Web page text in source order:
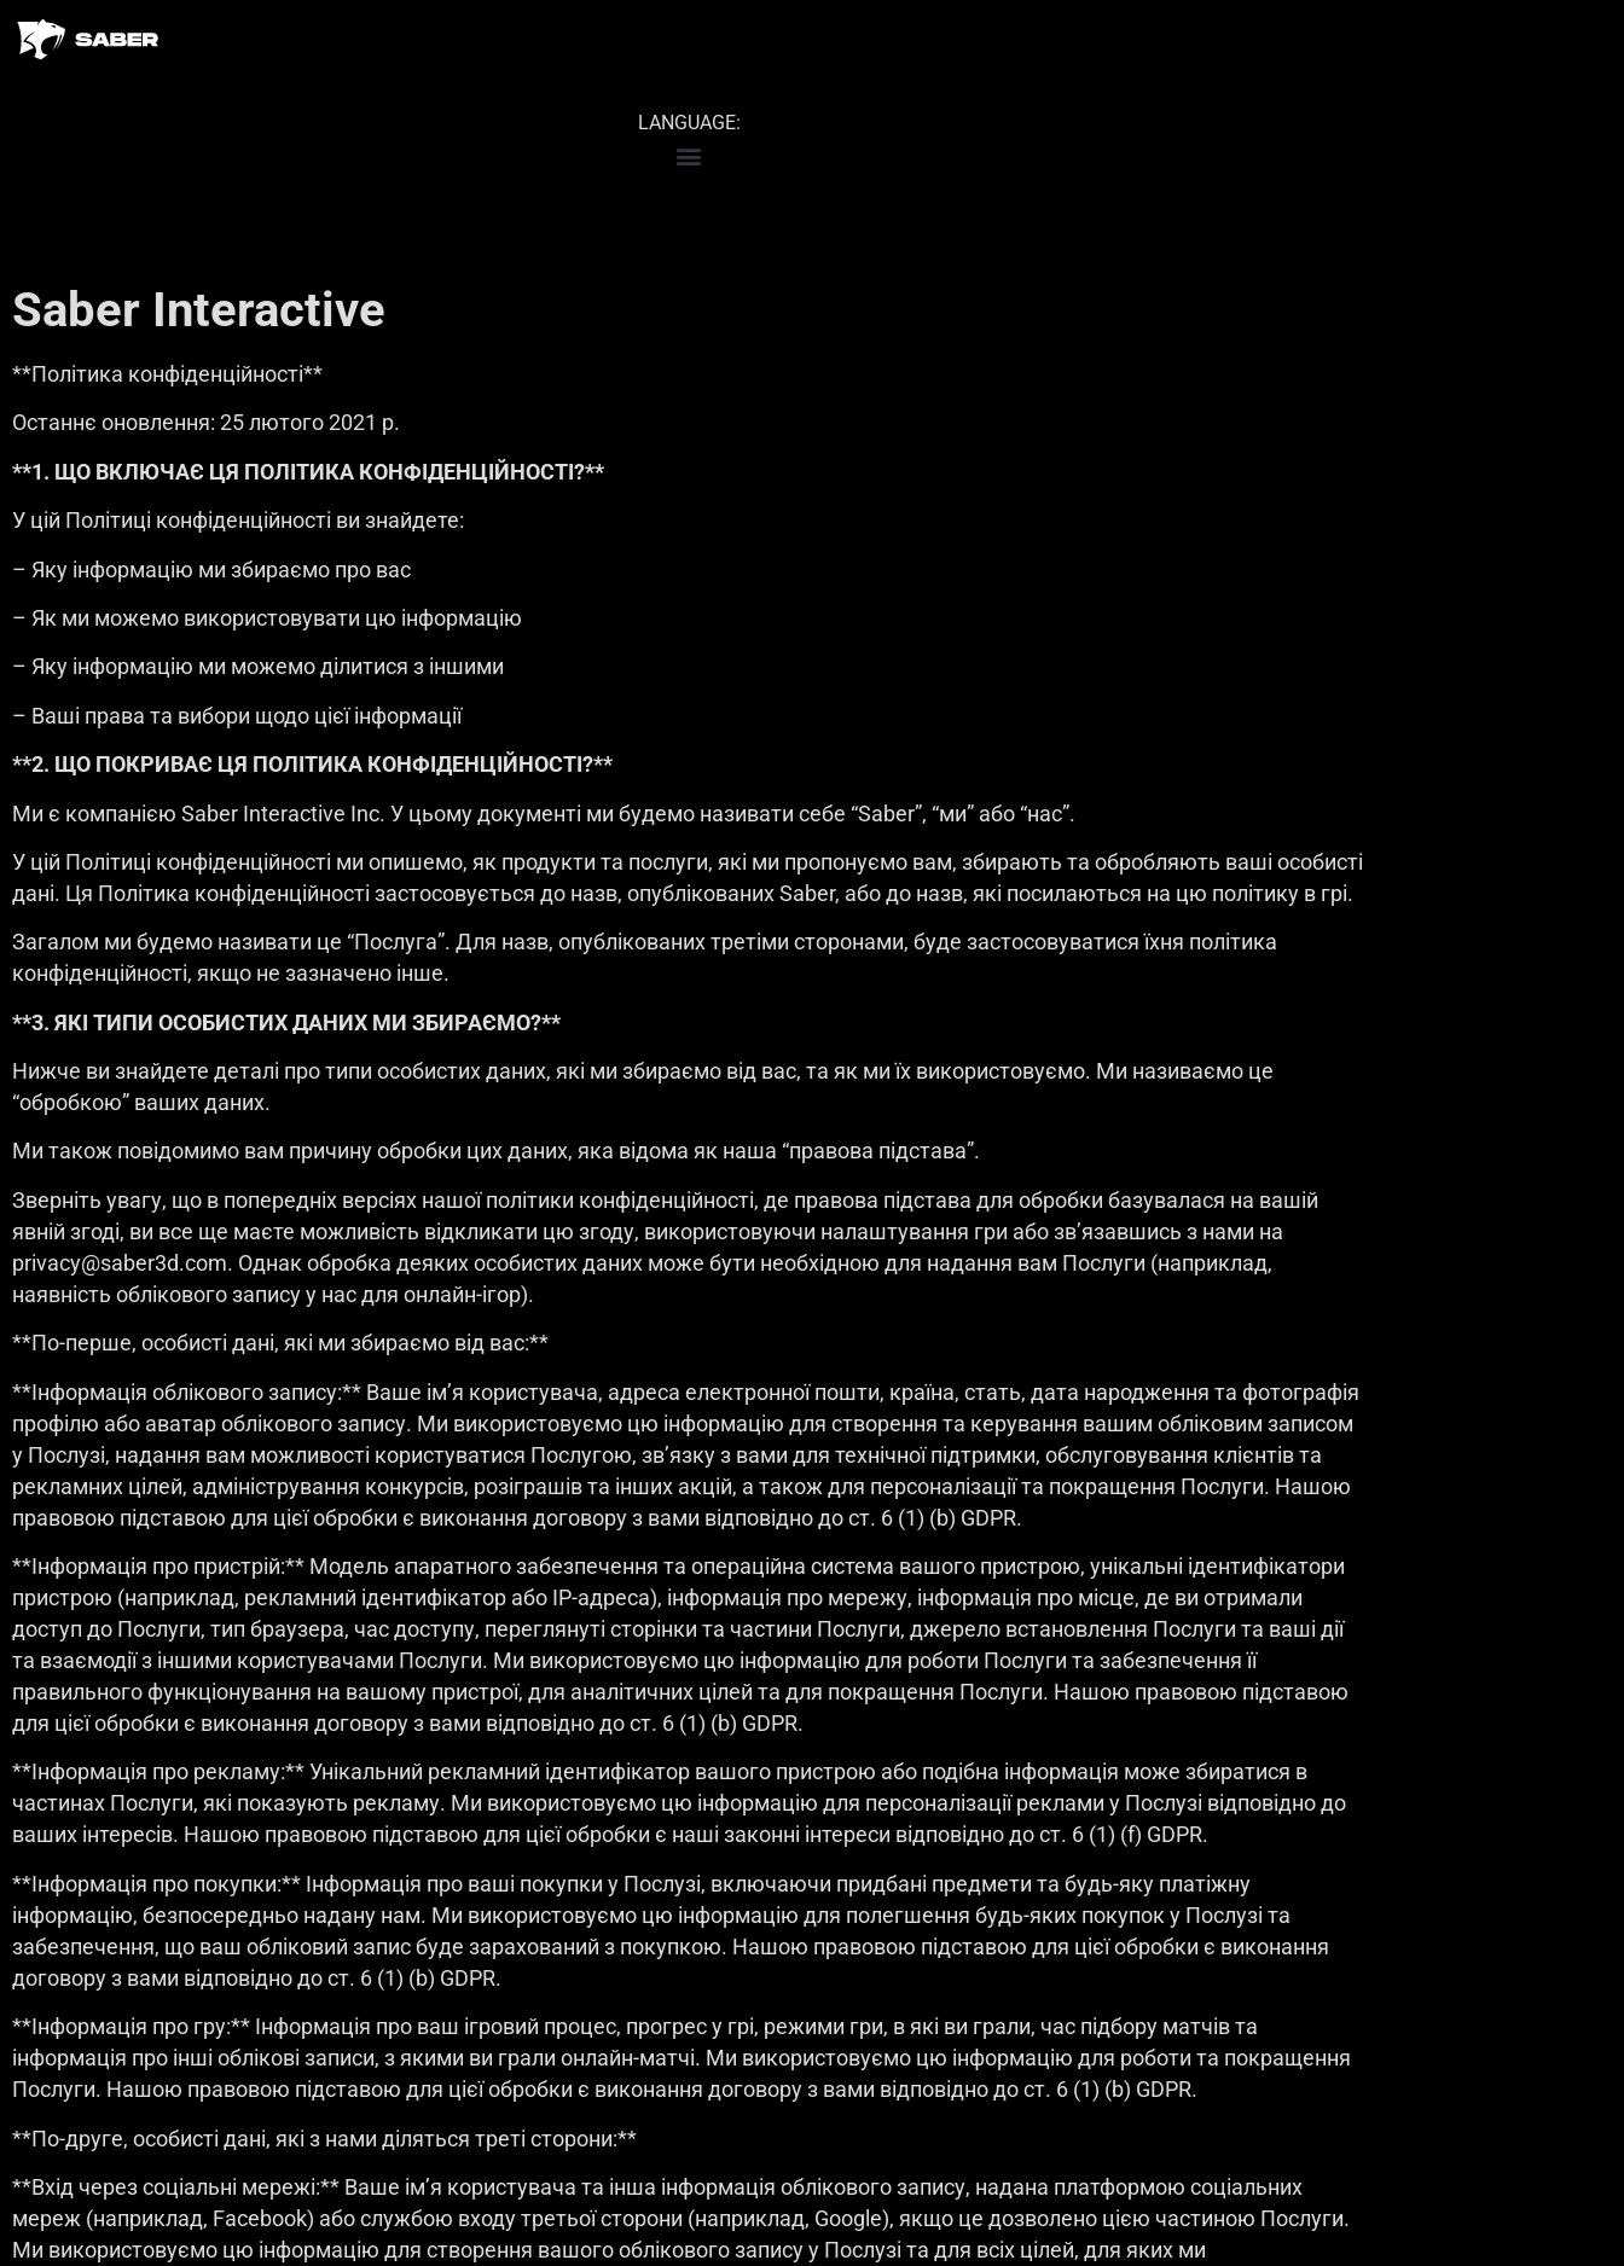
LANGUAGE:
Saber Interactive
**Політика конфіденційності**
Останнє оновлення: 25 лютого 2021 р.
**1. ЩО ВКЛЮЧАЄ ЦЯ ПОЛІТИКА КОНФІДЕНЦІЙНОСТІ?**
У цій Політиці конфіденційності ви знайдете:
– Яку інформацію ми збираємо про вас
– Як ми можемо використовувати цю інформацію
– Яку інформацію ми можемо ділитися з іншими
– Ваші права та вибори щодо цієї інформації
**2. ЩО ПОКРИВАЄ ЦЯ ПОЛІТИКА КОНФІДЕНЦІЙНОСТІ?**
Ми є компанією Saber Interactive Inc. У цьому документі ми будемо називати себе “Saber”, “ми” або “нас”.
У цій Політиці конфіденційності ми опишемо, як продукти та послуги, які ми пропонуємо вам, збирають та обробляють ваші особисті
дані. Ця Політика конфіденційності застосовується до назв, опублікованих Saber, або до назв, які посилаються на цю політику в грі.
Загалом ми будемо називати це “Послуга”. Для назв, опублікованих третіми сторонами, буде застосовуватися їхня політика
конфіденційності, якщо не зазначено інше.
**3. ЯКІ ТИПИ ОСОБИСТИХ ДАНИХ МИ ЗБИРАЄМО?**
Нижче ви знайдете деталі про типи особистих даних, які ми збираємо від вас, та як ми їх використовуємо. Ми називаємо це
“обробкою” ваших даних.
Ми також повідомимо вам причину обробки цих даних, яка відома як наша “правова підстава”.
Зверніть увагу, що в попередніх версіях нашої політики конфіденційності, де правова підстава для обробки базувалася на вашій
явній згоді, ви все ще маєте можливість відкликати цю згоду, використовуючи налаштування гри або зв’язавшись з нами на
privacy@saber3d.com. Однак обробка деяких особистих даних може бути необхідною для надання вам Послуги (наприклад,
наявність облікового запису у нас для онлайн-ігор).
**По-перше, особисті дані, які ми збираємо від вас:**
**Інформація облікового запису:** Ваше ім’я користувача, адреса електронної пошти, країна, стать, дата народження та фотографія
профілю або аватар облікового запису. Ми використовуємо цю інформацію для створення та керування вашим обліковим записом
у Послузі, надання вам можливості користуватися Послугою, зв’язку з вами для технічної підтримки, обслуговування клієнтів та
рекламних цілей, адміністрування конкурсів, розіграшів та інших акцій, а також для персоналізації та покращення Послуги. Нашою
правовою підставою для цієї обробки є виконання договору з вами відповідно до ст. 6 (1) (b) GDPR.
**Інформація про пристрій:** Модель апаратного забезпечення та операційна система вашого пристрою, унікальні ідентифікатори
пристрою (наприклад, рекламний ідентифікатор або IP-адреса), інформація про мережу, інформація про місце, де ви отримали
доступ до Послуги, тип браузера, час доступу, переглянуті сторінки та частини Послуги, джерело встановлення Послуги та ваші дії
та взаємодії з іншими користувачами Послуги. Ми використовуємо цю інформацію для роботи Послуги та забезпечення її
правильного функціонування на вашому пристрої, для аналітичних цілей та для покращення Послуги. Нашою правовою підставою
для цієї обробки є виконання договору з вами відповідно до ст. 6 (1) (b) GDPR.
**Інформація про рекламу:** Унікальний рекламний ідентифікатор вашого пристрою або подібна інформація може збиратися в
частинах Послуги, які показують рекламу. Ми використовуємо цю інформацію для персоналізації реклами у Послузі відповідно до
ваших інтересів. Нашою правовою підставою для цієї обробки є наші законні інтереси відповідно до ст. 6 (1) (f) GDPR.
**Інформація про покупки:** Інформація про ваші покупки у Послузі, включаючи придбані предмети та будь-яку платіжну
інформацію, безпосередньо надану нам. Ми використовуємо цю інформацію для полегшення будь-яких покупок у Послузі та
забезпечення, що ваш обліковий запис буде зарахований з покупкою. Нашою правовою підставою для цієї обробки є виконання
договору з вами відповідно до ст. 6 (1) (b) GDPR.
**Інформація про гру:** Інформація про ваш ігровий процес, прогрес у грі, режими гри, в які ви грали, час підбору матчів та
інформація про інші облікові записи, з якими ви грали онлайн-матчі. Ми використовуємо цю інформацію для роботи та покращення
Послуги. Нашою правовою підставою для цієї обробки є виконання договору з вами відповідно до ст. 6 (1) (b) GDPR.
**По-друге, особисті дані, які з нами діляться треті сторони:**
**Вхід через соціальні мережі:** Ваше ім’я користувача та інша інформація облікового запису, надана платформою соціальних
мереж (наприклад, Facebook) або службою входу третьої сторони (наприклад, Google), якщо це дозволено цією частиною Послуги.
Ми використовуємо цю інформацію для створення вашого облікового запису у Послузі та для всіх цілей, для яких ми